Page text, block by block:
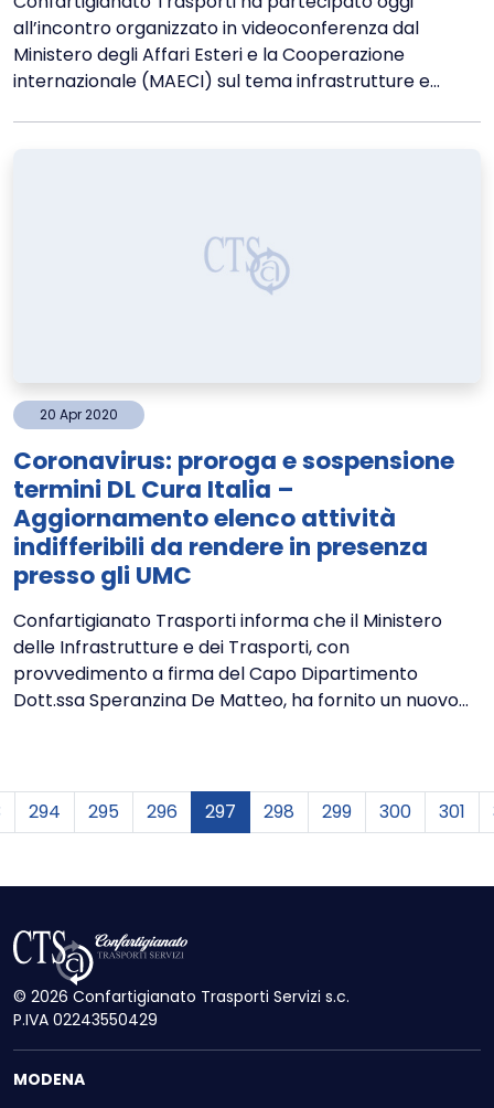
all’incontro organizzato in videoconferenza dal
Ministero degli Affari Esteri e la Cooperazione
internazionale (MAECI) sul tema infrastrutture e...
20 Apr2020
Coronavirus: proroga e sospensione
termini DL Cura Italia –
Aggiornamento elenco attività
indifferibili da rendere in presenza
presso gli UMC
Confartigianato Trasporti informa che il Ministero
delle Infrastrutture e dei Trasporti, con
provvedimento a firma del Capo Dipartimento
Dott.ssa Speranzina De Matteo, ha fornito un nuovo...
294 295 296 297 298 299 300 301
© 2026 Confartigianato Trasporti Servizi s.c.
P.IVA 02243550429
MODENA